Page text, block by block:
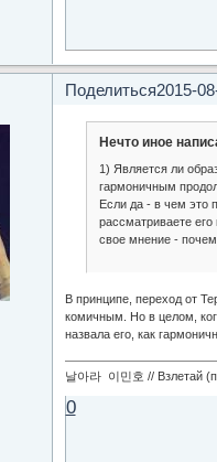
Поделиться2015-
Нечто иное
1) Является ли
гармоничным
Если да - в чем это
рассматриваете
свое мнение -
В принципе, переход от
комичным. Но в целом,
назвала его, как
날아라 이민호 // Взлетай
0